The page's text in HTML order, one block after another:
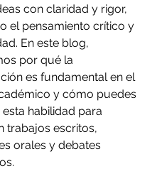
con claridad y rigor,
el pensamiento crítico y
En este blog,
por qué la
es fundamental en el
y cómo puedes
habilidad para
trabajos escritos,
orales y debates